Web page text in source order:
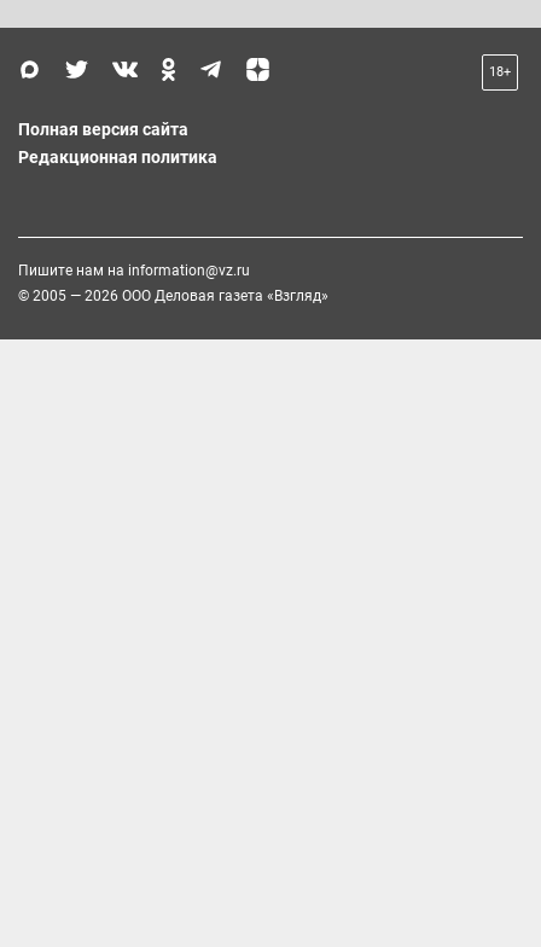
18+
Полная версия сайта
Редакционная политика
Пишите нам на information@vz.ru
© 2005 — 2026 ООО Деловая газета «Взгляд»